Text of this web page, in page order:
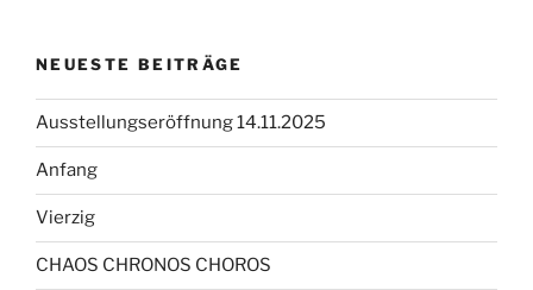
NEUESTE BEITRÄGE
Ausstellungseröffnung 14.11.2025
Anfang
Vierzig
CHAOS CHRONOS CHOROS